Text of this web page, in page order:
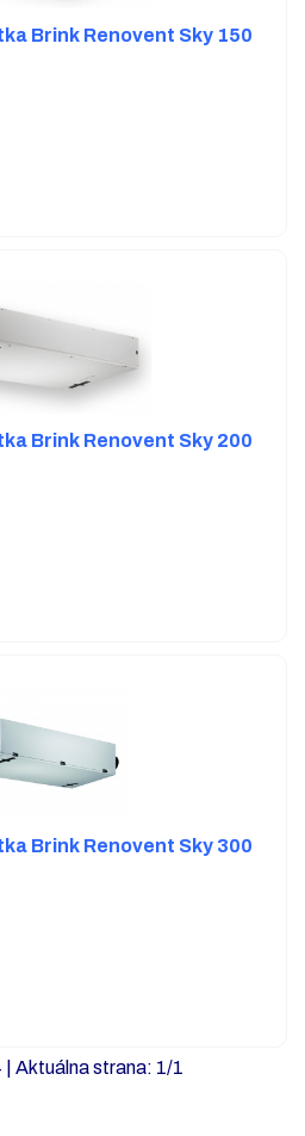
Brink Renovent Sky 150
Brink Renovent Sky 200
Brink Renovent Sky 300
| Aktuálna strana: 1/1